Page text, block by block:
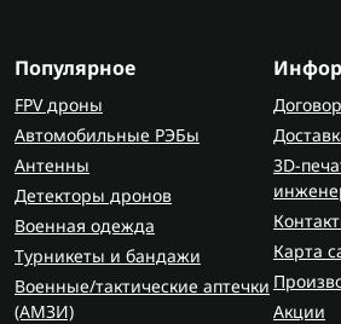
простоту очистки.
Где приобрести
Ведро силиконовое купить
Flash Army — официального
туристического и бытового
каталоге представлены модели
и цветов, изготовленные из
силикона.
Популярное
FPV дроны
Автомобильные РЭБы
Антенны
Детекторы дронов
Военная одежда
Турникеты и бандажи
Военные/тактические аптечки
(AMЗИ)
3D-
Карта
Акции